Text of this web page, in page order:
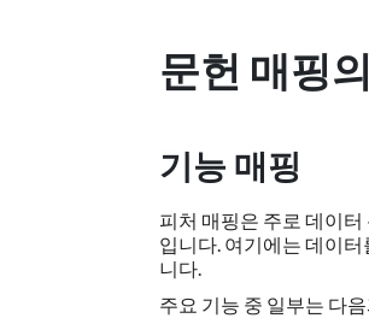
문헌 매핑
기능 매핑
피처 매핑은 주로 데이
입니다. 여기에는 데이
니다.
주요 기능 중 일부는 다